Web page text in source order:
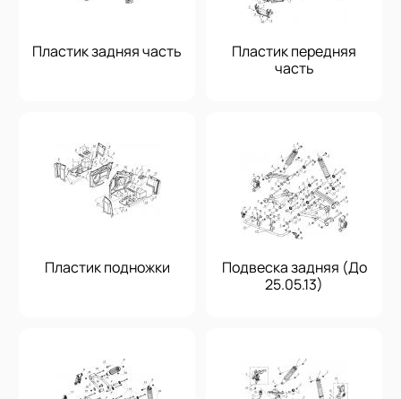
Пластик задняя часть
Пластик передняя
часть
Пластик подножки
Подвеска задняя (До
25.05.13)